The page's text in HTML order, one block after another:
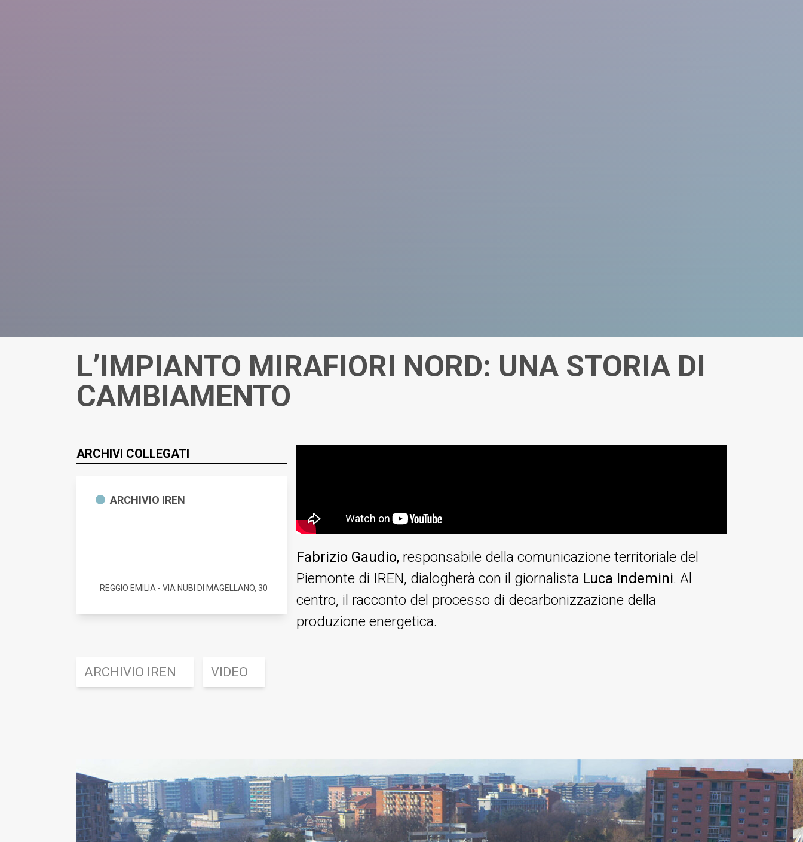
L’IMPIANTO MIRAFIORI NORD: UNA STORIA DI
CAMBIAMENTO
ARCHIVI COLLEGATI
ARCHIVIO IREN
REGGIO EMILIA - VIA NUBI DI MAGELLANO, 30
ARCHIVIO IREN VIDEO
Fabrizio Gaudio, responsabile della comunicazione territoriale del
Piemonte di IREN, dialogherà con il giornalista Luca Indemini. Al
centro, il racconto del processo di decarbonizzazione della
produzione energetica.